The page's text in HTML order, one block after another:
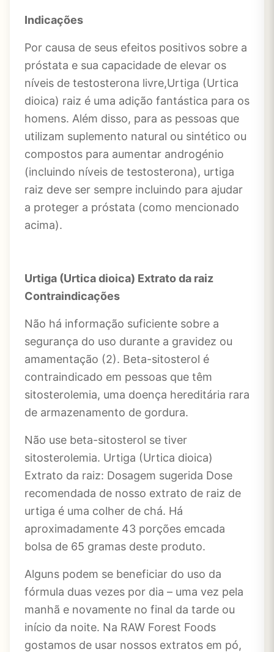
Indicações
Por causa de seus efeitos positivos sobre a
próstata e sua capacidade de elevar os
níveis de testosterona livre,Urtiga (Urtica
dioica) raiz é uma adição fantástica para os
homens. Além disso, para as pessoas que
utilizam suplemento natural ou sintético ou
compostos para aumentar androgénio
(incluindo níveis de testosterona), urtiga
raiz deve ser sempre incluindo para ajudar
a proteger a próstata (como mencionado
acima).
Urtiga (Urtica dioica) Extrato da raiz
Contraindicações
Não há informação suficiente sobre a
segurança do uso durante a gravidez ou
amamentação (2). Beta-sitosterol é
contraindicado em pessoas que têm
sitosterolemia, uma doença hereditária rara
de armazenamento de gordura.
Não use beta-sitosterol se tiver
sitosterolemia. Urtiga (Urtica dioica)
Extrato da raiz: Dosagem sugerida Dose
recomendada de nosso extrato de raiz de
urtiga é uma colher de chá. Há
aproximadamente 43 porções emcada
bolsa de 65 gramas deste produto.
Alguns podem se beneficiar do uso da
fórmula duas vezes por dia – uma vez pela
manhã e novamente no final da tarde ou
início da noite. Na RAW Forest Foods
gostamos de usar nossos extratos em pó,